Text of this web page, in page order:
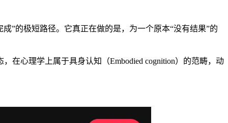
”的极短路径。它真正在做的是，为一个原本“没有结果”的
心理学上属于具身认知（Embodied cognition）的范畴，动